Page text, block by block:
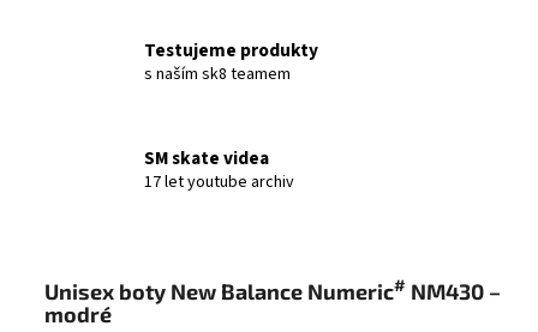
Testujeme produkty
s naším sk8 teamem
SM skate videa
17 let youtube archiv
Unisex boty New Balance Numeric# NM430 –
modré